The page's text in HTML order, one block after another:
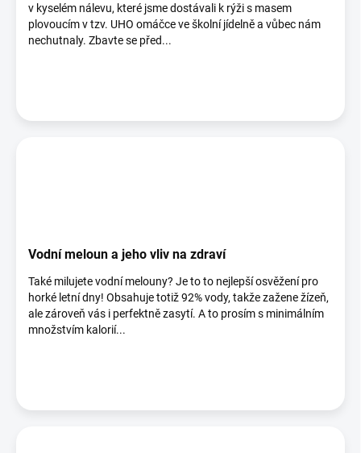
v kyselém nálevu, které jsme dostávali k rýži s masem
plovoucím v tzv. UHO omáčce ve školní jídelně a vůbec nám
nechutnaly. Zbavte se před...
Vodní meloun a jeho vliv na zdraví
Také milujete vodní melouny? Je to to nejlepší osvěžení pro
horké letní dny! Obsahuje totiž 92% vody, takže zažene žízeň,
ale zároveň vás i perfektně zasytí. A to prosím s minimálním
množstvím kalorií...